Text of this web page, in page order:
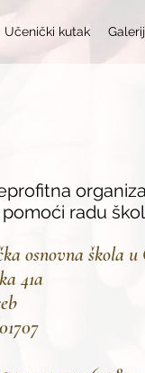
Učenički kutak
radu
osnovna škola u
41a